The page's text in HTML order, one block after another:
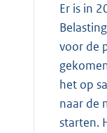
Er is in
voor de
het op
naar de
starten.